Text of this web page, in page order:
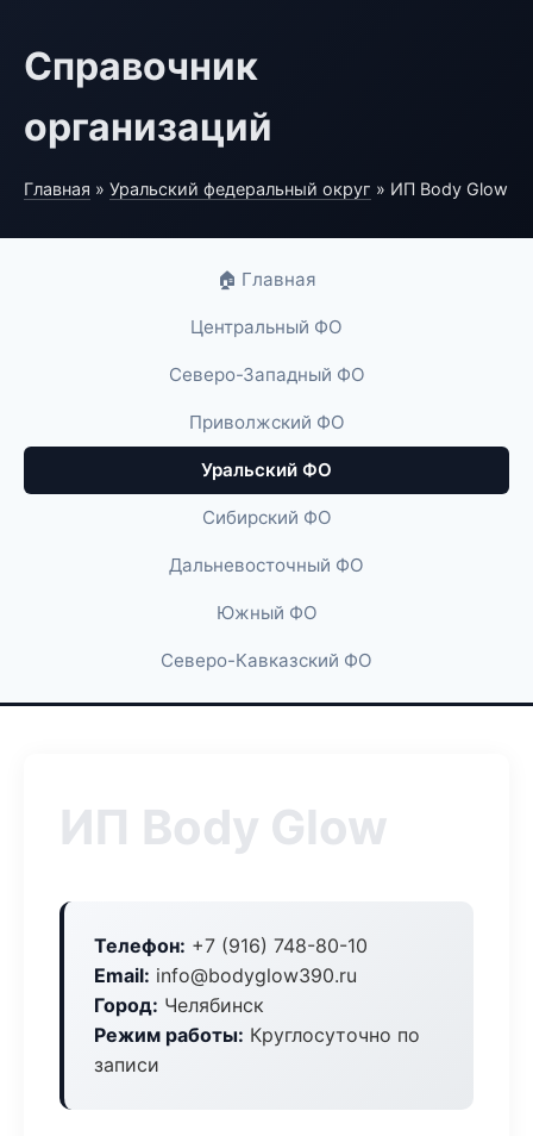
Справочник
организаций
Главная » Уральский федеральный округ » ИП Body Glow
🏠 Главная
Центральный ФО
Северо-Западный ФО
Приволжский ФО
Уральский ФО
Сибирский ФО
Дальневосточный ФО
Южный ФО
Северо-Кавказский ФО
ИП Body Glow
Телефон: +7 (916) 748-80-10
Email: info@bodyglow390.ru
Город: Челябинск
Режим работы: Круглосуточно по
записи